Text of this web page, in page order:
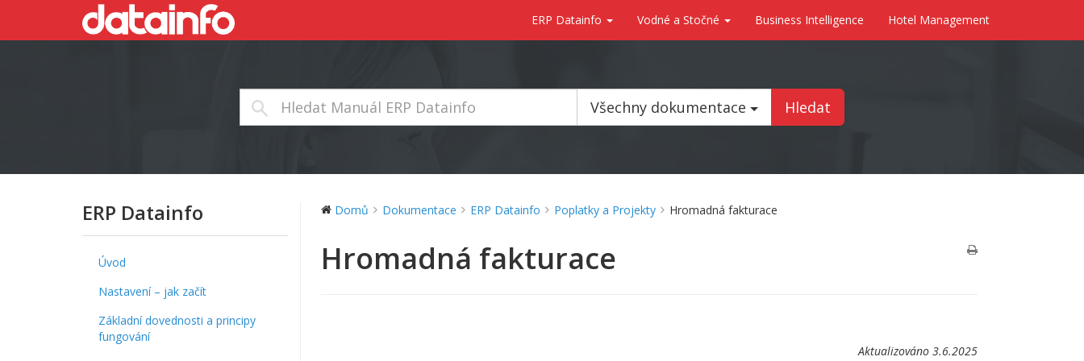
ERP Datainfo Vodné a Stočné Business Intelligence Hotel Management
Všechny dokumentace Hledat
ERP Datainfo
Úvod
Nastavení – jak začít
Základní dovednosti a principy
fungování
Domů Dokumentace ERP Datainfo Poplatky a Projekty Hromadná fakturace
Hromadná fakturace
Aktualizováno 3.6.2025